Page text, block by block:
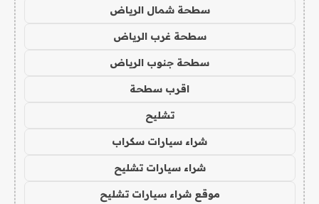
سطحة شمال الرياض
سطحة غرب الرياض
سطحة جنوب الرياض
اقرب سطحة
تشليح
شراء سيارات سكراب
شراء سيارات تشليح
موقع شراء سيارات تشليح